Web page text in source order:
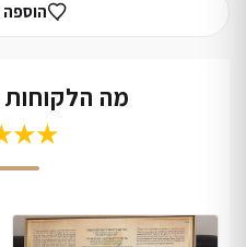
הוספה
מה הלקוחות